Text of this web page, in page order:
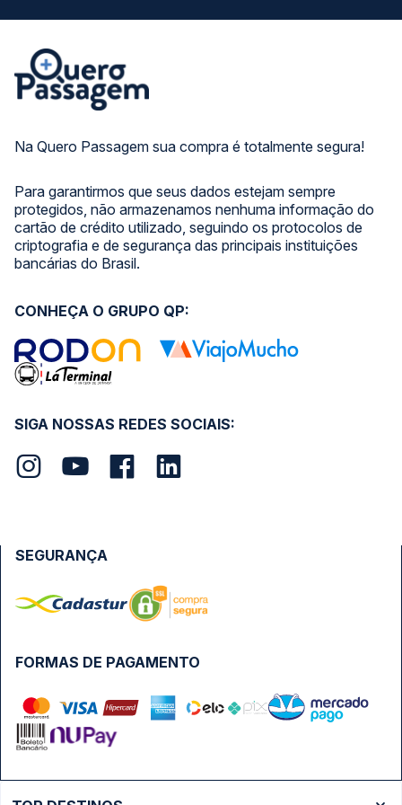
Na Quero Passagem sua compra é totalmente segura!
Para garantirmos que seus dados estejam sempre
protegidos, não armazenamos nenhuma informação do
cartão de crédito utilizado, seguindo os protocolos de
criptografia e de segurança das principais instituições
bancárias do Brasil.
SIGA NOSSAS REDES SOCIAIS:
CONHEÇA O GRUPO QP:
FORMAS DE PAGAMENTO
SEGURANÇA